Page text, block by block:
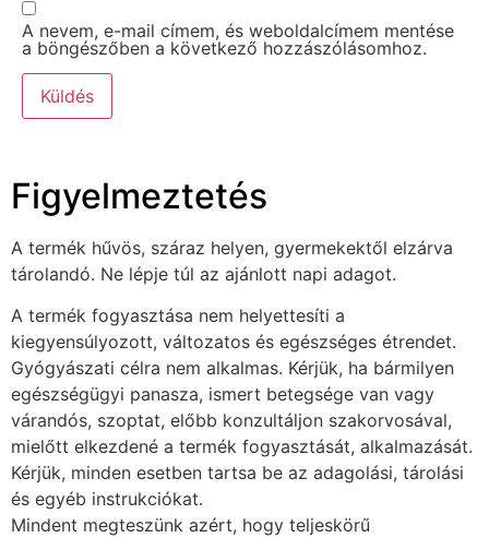
A nevem, e-mail címem, és weboldalcímem mentése
a böngészőben a következő hozzászólásomhoz.
Figyelmeztetés
A termék hűvös, száraz helyen, gyermekektől elzárva
tárolandó. Ne lépje túl az ajánlott napi adagot.
A termék fogyasztása nem helyettesíti a
kiegyensúlyozott, változatos és egészséges étrendet.
Gyógyászati célra nem alkalmas. Kérjük, ha bármilyen
egészségügyi panasza, ismert betegsége van vagy
várandós, szoptat, előbb konzultáljon szakorvosával,
mielőtt elkezdené a termék fogyasztását, alkalmazását.
Kérjük, minden esetben tartsa be az adagolási, tárolási
és egyéb instrukciókat.
Mindent megteszünk azért, hogy teljeskörű